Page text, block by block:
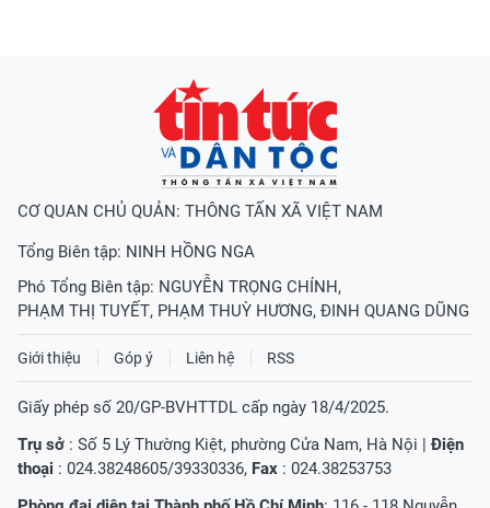
CƠ QUAN CHỦ QUẢN: THÔNG TẤN XÃ VIỆT NAM
Tổng Biên tập: NINH HỒNG NGA
Phó Tổng Biên tập: NGUYỄN TRỌNG CHÍNH,
PHẠM THỊ TUYẾT, PHẠM THUỲ HƯƠNG, ĐINH QUANG DŨNG
Giới thiệu Góp ý Liên hệ RSS
Giấy phép số 20/GP-BVHTTDL cấp ngày 18/4/2025.
Trụ sở : Số 5 Lý Thường Kiệt, phường Cửa Nam, Hà Nội |Điện
thoại : 024.38248605/39330336, Fax : 024.38253753